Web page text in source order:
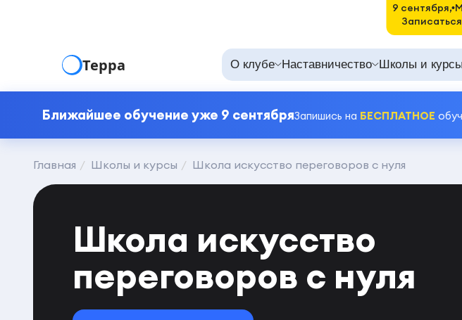
Терра О клубе Наставничество Школы и курсы
Ближайшее обучение уже 9 сентябряЗапишись на БЕСПЛАТНОЕ
Главная Школы и курсы Школа искусство переговоров с нуля
Школа искусство
переговоров с нуля
9 сентября,